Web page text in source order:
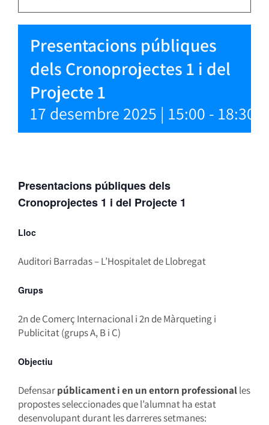
Presentacions públiques
dels Cronoprojectes 1 i del
Projecte 1
17 desembre 2025 | 15:00 - 18:30
Presentacions públiques dels
Cronoprojectes 1 i del Projecte 1
Lloc
Auditori Barradas – L’Hospitalet de Llobregat
Grups
2n de Comerç Internacional i 2n de Màrqueting i
Publicitat (grups A, B i C)
Objectiu
Defensarpúblicament i en un entorn professionalles
propostes seleccionades que l’alumnat ha estat
desenvolupant durant les darreres setmanes: